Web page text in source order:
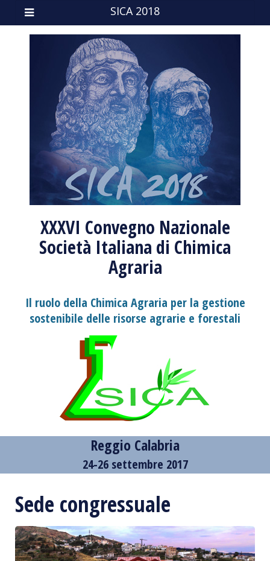
SICA 2018
XXXVI Convegno Nazionale
Società Italiana di Chimica
Agraria
Il ruolo della Chimica Agraria per la gestione
sostenibile delle risorse agrarie e forestali
Reggio Calabria
24-26 settembre 2017
Sede congressuale